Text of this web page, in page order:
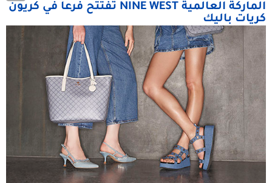
الماركة العالمية NINE WEST تفتتح فرعا في كريون
كريات باليك